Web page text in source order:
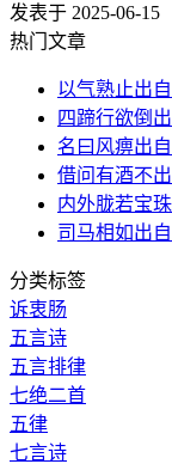
发表于 2025-06-15
热门文章
以气熟止出
四蹄行欲倒
名曰风痹出
借问有酒不
内外胧若宝
司马相如出
分类标签
诉衷肠
五言诗
五言排律
七绝二首
五律
七言诗